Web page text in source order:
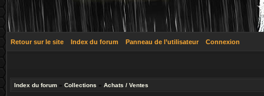
Retour sur le site Index du forum Panneau de l’utilisateur Connexion
Index du forum » Collections » Achats / Ventes